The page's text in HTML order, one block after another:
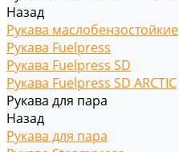
Назад
Рукава маслобензостойкие
Рукава Fuelpress
Рукава Fuelpress SD
Рукава Fuelpress SD ARCTIC
Рукава для пара
Назад
Рукава для пара